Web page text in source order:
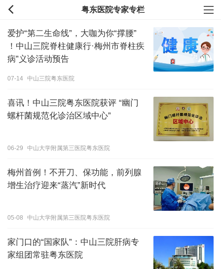
粤东医院专家专栏
爱护“第二生命线”，大咖为你“撑腰”
！中山三院脊柱健康行·梅州市脊柱疾
病”义诊活动预告
07-14 中山三院粤东医院
喜讯！中山三院粤东医院获评 “幽门
螺杆菌规范化诊治区域中心”
06-29 中山大学附属第三医院粤东医院
梅州首例！不开刀、保功能，前列腺
增生治疗迎来“蒸汽”新时代
05-08 中山大学附属第三医院粤东医院
家门口的“国家队”：中山三院肝病专
家组团常驻粤东医院